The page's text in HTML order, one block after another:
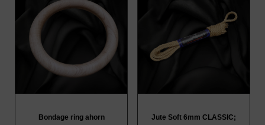
Bondage ring ahorn
Jute Soft 6mm CLASSIC;